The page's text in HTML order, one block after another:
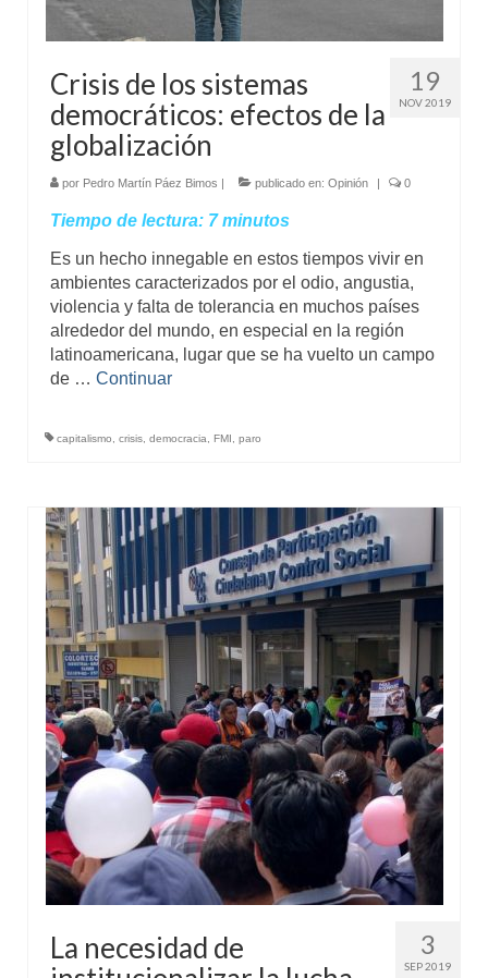
19
NOV 2019
Crisis de los sistemas
democráticos: efectos de la
globalización
por Pedro Martín Páez Bimos | publicado en: Opinión | 0
Tiempo de lectura: 7 minutos
Es un hecho innegable en estos tiempos vivir en
ambientes caracterizados por el odio, angustia,
violencia y falta de tolerancia en muchos países
alrededor del mundo, en especial en la región
latinoamericana, lugar que se ha vuelto un campo
de … Continuar
capitalismo crisis democracia FMI paro
3
SEP 2019
La necesidad de